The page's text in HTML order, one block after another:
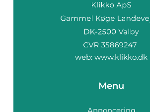
web: www.klikko.dk
Menu
Annoncering